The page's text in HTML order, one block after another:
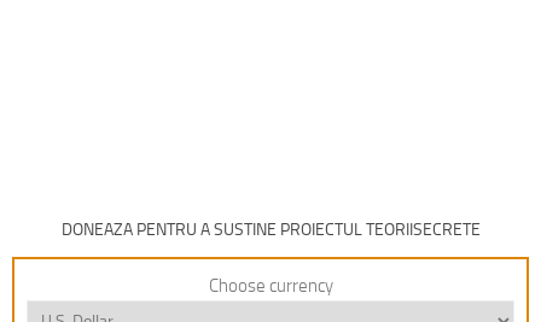
DONEAZA PENTRU A SUSTINE PROIECTUL TEORIISECRETE
Choose currency